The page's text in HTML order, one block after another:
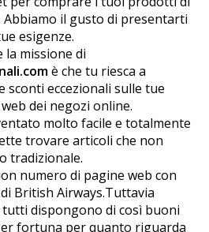
Abbiamo il gusto di presentarti
esigenze.
la missione di
è che tu riesca a
eccezionali sulle tue
dei negozi online.
molto facile e totalmente
trovare articoli che non
tradizionale.
numero di pagine web con
British Airways.Tuttavia
dispongono di così buoni
fortuna per quanto riguarda